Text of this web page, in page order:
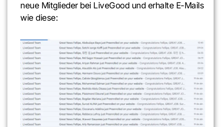
neue Mitglieder bei LiveGood und erhalte E-Mails
wie diese: